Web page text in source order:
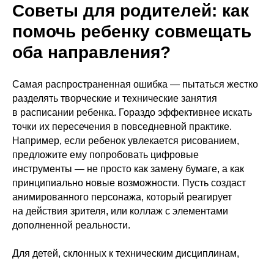
Советы для родителей: как
помочь ребенку совмещать
оба направления?
Самая распространенная ошибка — пытаться жестко
разделять творческие и технические занятия
в расписании ребенка. Гораздо эффективнее искать
точки их пересечения в повседневной практике.
Например, если ребенок увлекается рисованием,
предложите ему попробовать цифровые
инструменты — не просто как замену бумаге, а как
принципиально новые возможности. Пусть создаст
анимированного персонажа, который реагирует
на действия зрителя, или коллаж с элементами
дополненной реальности.
Для детей, склонных к техническим дисциплинам,